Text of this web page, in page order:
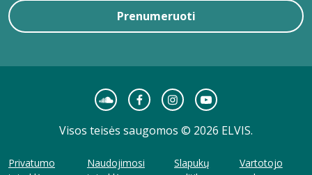
Prenumeruoti
Visos teisės saugomos © 2026 ELVIS.
Privatumo
Naudojimosi
Slapukų
Vartotojo